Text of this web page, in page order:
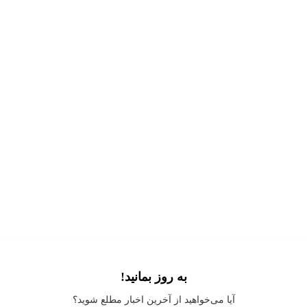
Application error: a client
-side exception has occurred while loading
به روز بمانید!
آیا می‌خواهید از آخرین اخبار مطلع شوید؟